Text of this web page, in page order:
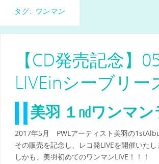
タグ: ワンマン
【CD発売記念】
LIVEinシーブリー
美羽 １ndワンマ
2017年5月 PWLアーティスト美羽の
その販売を記念し、レコ発LIVEを開催いたし
しかも、美羽初めてのワンマンLIVE！！！